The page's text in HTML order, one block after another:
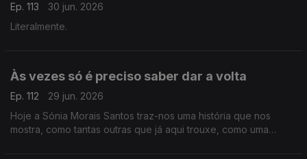
Ep. 113
30 jun. 2026
Literalmente.
Às vezes só é preciso saber dar a volta
Ep. 112
29 jun. 2026
Hoje a Sónia Morais Santos traz-nos uma história que nos
mostra, como tantas outras que já aqui trouxe, como uma